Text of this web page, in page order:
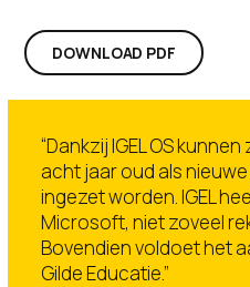
DOWNLOAD PDF
“Dankzij IGEL OS
acht jaar oud als
ingezet worden. IGEL
Microsoft, niet zoveel
Bovendien voldoet het
Gilde Educatie.”